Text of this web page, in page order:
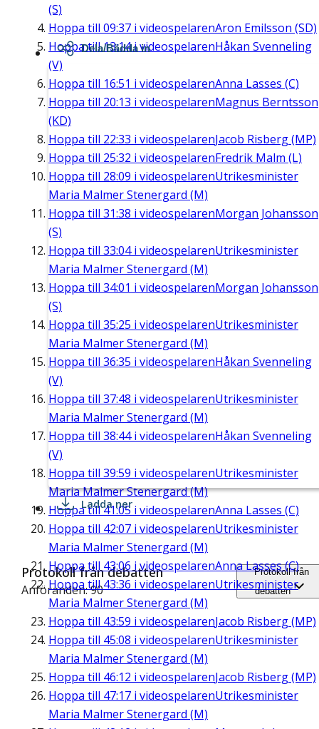
(S)
Hoppa till 09:37 i videospelarenAron Emilsson (SD)
Hoppa till13:14i videospelarenHåkan Svenneling
(V)
Hoppa till 16:51 i videospelarenAnna Lasses (C)
Hoppa till 20:13 i videospelarenMagnus Berntsson
(KD)
Hoppa till 22:33 i videospelarenJacob Risberg (MP)
Hoppa till 25:32 i videospelarenFredrik Malm (L)
Hoppa till 28:09 i videospelarenUtrikesminister
Maria Malmer Stenergard (M)
Hoppa till 31:38 i videospelarenMorgan Johansson
(S)
Hoppa till 33:04i videospelarenUtrikesminister
Maria Malmer Stenergard (M)
Hoppa till 34:01 i videospelarenMorgan Johansson
(S)
Hoppa till 35:25 i videospelarenUtrikesminister
Maria Malmer Stenergard (M)
Hoppa till 36:35 i videospelarenHåkan Svenneling
(V)
Hoppa till 37:48 i videospelarenUtrikesminister
Maria Malmer Stenergard (M)
Hoppa till 38:44i videospelarenHåkan Svenneling
(V)
Hoppa till 39:59 i videospelarenUtrikesminister
Maria Malmer Stenergard (M)
Hoppa till41:05 i videospelarenAnna Lasses (C)
Hoppa till 42:07 i videospelarenUtrikesminister
Maria Malmer Stenergard (M)
Hoppa till 43:06 i videospelarenAnna Lasses (C)
Hoppa till43:36 i videospelarenUtrikesminister
Maria Malmer Stenergard (M)
Hoppa till 43:59 i videospelarenJacob Risberg (MP)
Hoppa till 45:08 i videospelarenUtrikesminister
Maria Malmer Stenergard (M)
Hoppa till 46:12 i videospelarenJacob Risberg (MP)
Hoppa till 47:17 i videospelarenUtrikesminister
Maria Malmer Stenergard (M)
Dela/Bädda in
Ladda ner
Protokoll från debatten
Anföranden: 90
Protokoll från
debatten